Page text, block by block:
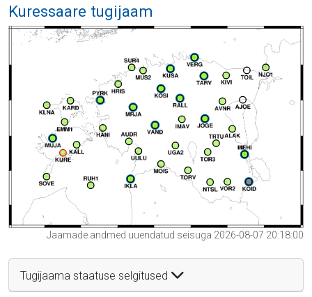
Kuressaare tugijaam
Jaamade andmed uuendatud seisuga 2026-08-07 20:18:00
Tugijaama staatuse selgitused